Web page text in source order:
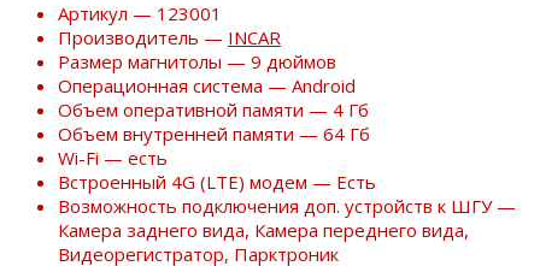
Артикул — 123001
Производитель — INCAR
Размер магнитолы — 9 дюймов
Операционная система — Android
Объем оперативной памяти — 4 Гб
Объем внутренней памяти — 64 Гб
Wi-Fi — есть
Встроенный 4G (LTE) модем — Есть
Возможность подключения доп. устройств к ШГУ —
Камера заднего вида, Камера переднего вида,
Видеорегистратор, Парктроник